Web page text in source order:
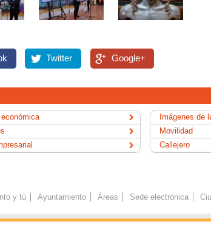
Twitter Google+
Imágenes de
Movilidad
Callejero
y tú Ayuntamiento Áreas Sede electrónica